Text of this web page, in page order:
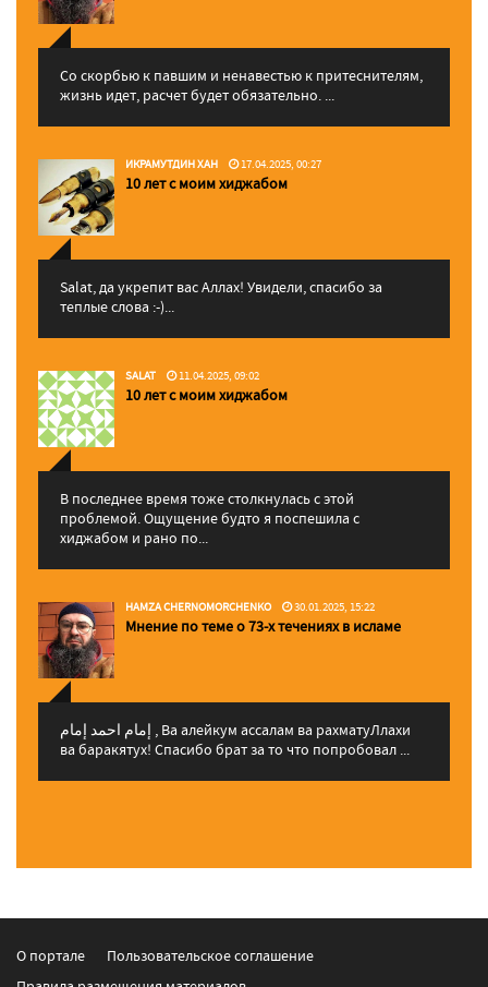
Со скорбью к павшим и ненавестью к притеснителям,
жизнь идет, расчет будет обязательно. ...
ИКРАМУТДИН ХАН 17.04.2025, 00:27
10 лет с моим хиджабом
Salat, да укрепит вас Аллаx! Увидели, спасибо за
теплые слова :-)...
SALAT 11.04.2025, 09:02
10 лет с моим хиджабом
В последнее время тоже столкнулась с этой
проблемой. Ощущение будто я поспешила с
хиджабом и рано по...
HAMZA CHERNOMORCHENKO 30.01.2025, 15:22
Мнение по теме о 73-х течениях в исламе
إمام احمد إمام , Ва алейкум ассалам ва рахматуЛлахи
ва баракятух! Спасибо брат за то что попробовал ...
О портале
Пользовательское соглашение